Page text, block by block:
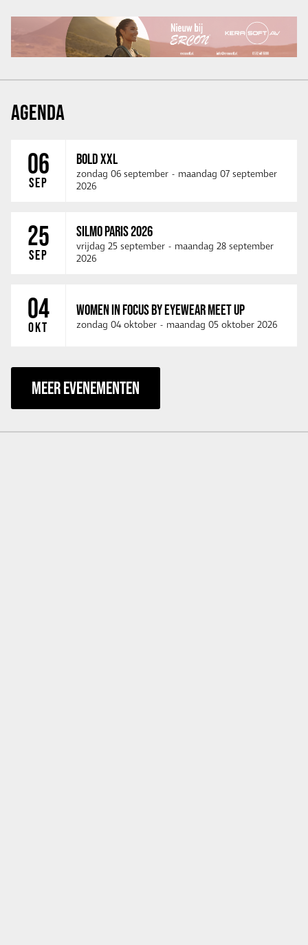
AGENDA
06
SEP
BOLD XXL
zondag 06 september - maandag 07 september
2026
25
SEP
SILMO PARIS 2026
vrijdag 25 september - maandag 28 september
2026
04
OKT
WOMEN IN FOCUS BY EYEWEAR MEET UP
zondag 04 oktober - maandag 05 oktober 2026
MEER EVENEMENTEN